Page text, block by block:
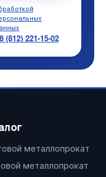
.
8 (812) 221-15-02
металлопрокат
металлопрокат